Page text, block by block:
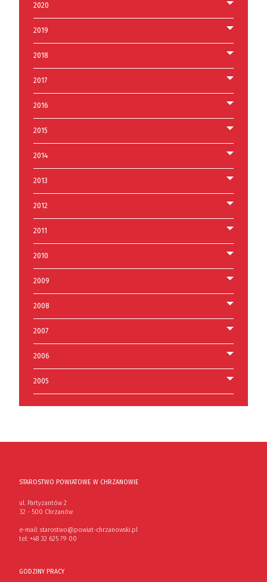
2020
2019
2018
2017
2016
2015
2014
2013
2012
2011
2010
2009
2008
2007
2006
2005
STAROSTWO POWIATOWE W CHRZANOWIE
ul. Partyzantów 2
32 - 500 Chrzanów
e-mail:starostwo@powiat-chrzanowski.pl
tel:+48 32 625 79 00
GODZINY PRACY